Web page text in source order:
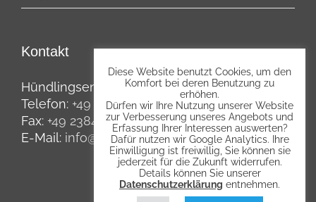
Kontakt
Hündlingsen 10, 59514 Welver
Telefon: +49 2384 2683
Fax: +49 2384 5954
E-Mail: info@agripp.de
Diese Website benutzt Cookies, um den
Komfort bei deren Benutzung zu
erhöhen.
Dürfen wir Ihre Nutzung unserer Website
zur Verbesserung unseres Angebots und
Erfassung Ihrer Interessen auswerten?
Dafür nutzen wir Google Analytics. Ihre
Einwilligung ist freiwillig, Sie können sie
jederzeit für die Zukunft widerrufen.
Details können Sie unserer
Datenschutzerklärung entnehmen.